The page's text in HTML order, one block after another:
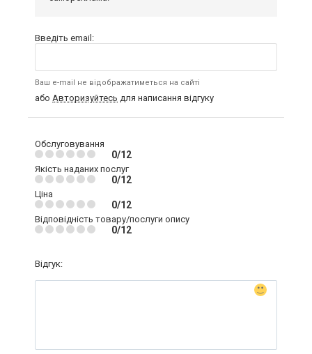
Введіть email:
Ваш e-mail не відображатиметься на сайті
або Авторизуйтесь для написання відгуку
Обслуговування
0/12
Якість наданих послуг
0/12
Ціна
0/12
Відповідність товару/послуги опису
0/12
Відгук: